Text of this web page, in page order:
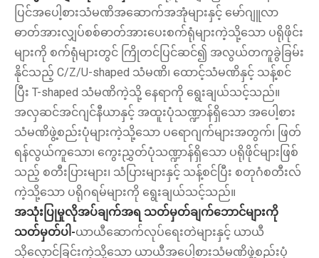
ပြင်အပေါ့စားသံမဏိအဆောက်အအုံများနှင့် မော်ဂျူလာ
ဓာတ်အားလျှပ်စစ်ဓာတ်အားပေးစက်ရုံများကဲ့သို့သော ပရိုဖိုင်း
များကို စက်ရုံများတွင် ကြိုတင်ပြင်ဆင်၍ အလွယ်တကူခွဲခြမ်း
နိုင်သည့် C/Z/U-shaped သံမဏိ၊ ထောင့်သံမဏိနှင့် သန့်စင်
ပြီး T-shaped သံမဏိကဲ့သို့ နေရာကို ရွေးချယ်သင့်သည်။
အလှဆင်အင်ဂျင်နီယာနှင့် အထူးပုံသဏ္ဍာန်ရှိသော အပေါ့စား
သံမဏိဖွဲ့စည်းပုံများကဲ့သို့သော ပရောဂျက်များအတွက်၊ ဖြတ်
ရန်လွယ်ကူသော၊ ကွေးညွှတ်ပုံသဏ္ဍာန်ရှိသော ပရိုဖိုင်များဖြစ်
သည့် စတီးပြားများ၊ သံပြားများနှင့် သန့်စင်ပြီး စတုဂံစတီးလ်
ကဲ့သို့သော ပရိုဂရမ်များကို ရွေးချယ်သင့်သည်။
အသုံးပြုမှုလိုအပ်ချက်အရ သတ်မှတ်ချက်ဘောင်များကို
သတ်မှတ်ပါ-ယာယီဆောက်လုပ်ရေးတဲများနှင့် ယာယီ
သိုလှောင်ခြင်းကဲ့သို့သော ယာယီအပေါ့စားသံမဏိဖွဲ့စည်းပုံ